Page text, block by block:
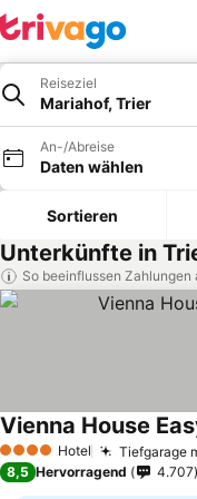
Reiseziel
Mariahof, Trier
An-/Abreise
Daten wählen
Sortieren
Unterkünfte in
So beeinflussen Zahlungen
4 Sterne Hotel Tiefgarage
Vienna House
8,5 Hervorragend 4.707